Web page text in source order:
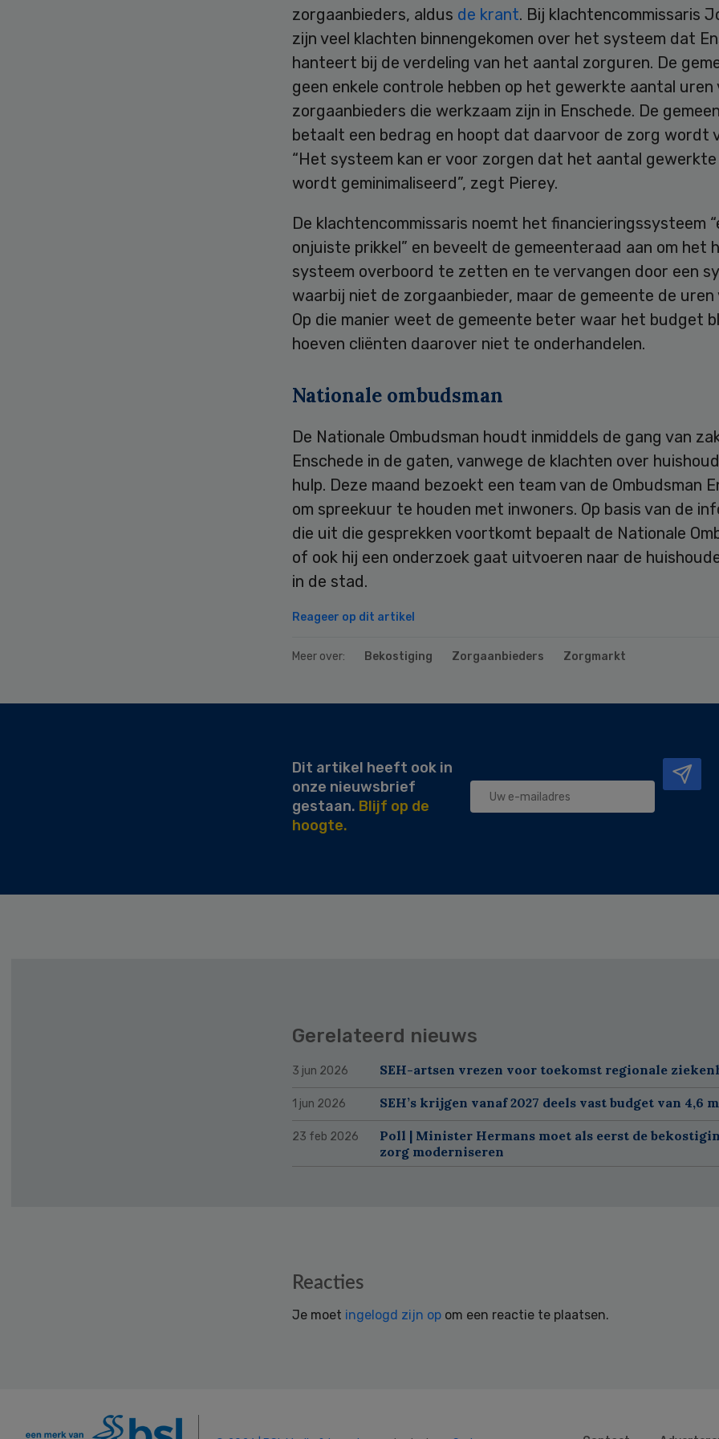
zorgaanbieders, aldus de krant. Bij klachtencommissaris
zijn veel klachten binnengekomen over het systeem dat
hanteert bij de verdeling van het aantal zorguren. De
geen enkele controle hebben op het gewerkte aantal uren
zorgaanbieders die werkzaam zijn in Enschede. De
betaalt een bedrag en hoopt dat daarvoor de zorg wordt
“Het systeem kan er voor zorgen dat het aantal
wordt geminimaliseerd”, zegt Pierey.
De klachtencommissaris noemt het financieringssysteem
onjuiste prikkel” en beveelt de gemeenteraad aan om het
systeem overboord te zetten en te vervangen door een
waarbij niet de zorgaanbieder, maar de gemeente de uren
Op die manier weet de gemeente beter waar het budget
hoeven cliënten daarover niet te onderhandelen.
Nationale ombudsman
De Nationale Ombudsman houdt inmiddels de gang van
Enschede in de gaten, vanwege de klachten over
hulp. Deze maand bezoekt een team van de Ombudsman
om spreekuur te houden met inwoners. Op basis van de
die uit die gesprekken voortkomt bepaalt de Nationale
of ook hij een onderzoek gaat uitvoeren naar de
in de stad.
Reageer op dit artikel
Meer over: Bekostiging Zorgaanbieders Zorgmarkt
Dit artikel heeft ook in
onze nieuwsbrief
gestaan. Blijf op de
hoogte.
Gerelateerd nieuws
3 jun 2026 SEH-artsen vrezen voor toekomst regionale
1 jun 2026 SEH’s krijgen vanaf 2027 deels vast budget van 4,6
23 feb 2026
Poll | Minister Hermans moet als eerst de
zorg moderniseren
Reacties
Je moet ingelogd zijn op om een reactie te plaatsen.